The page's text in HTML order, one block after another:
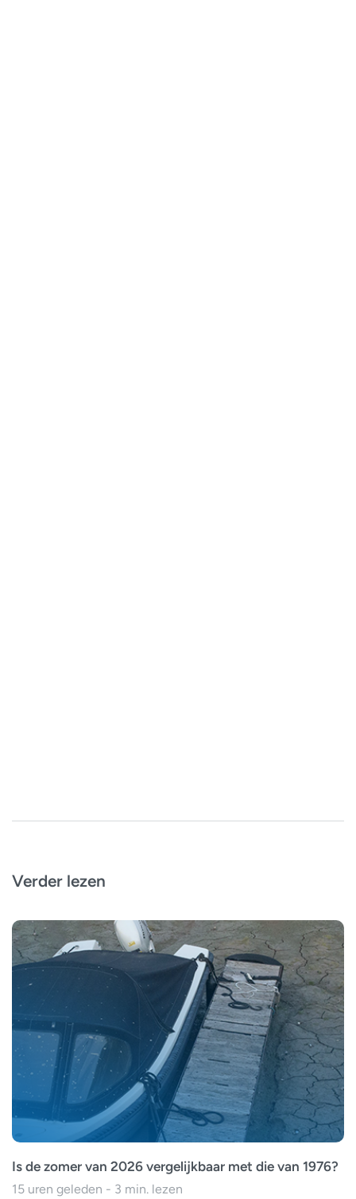
Verder lezen
Is de zomer van 2026 vergelijkbaar met die van 1976?
15 uren geleden - 3 min. lezen